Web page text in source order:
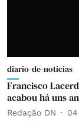
diario-de-noticias
Francisco
acabou há uns
Redação DN 04